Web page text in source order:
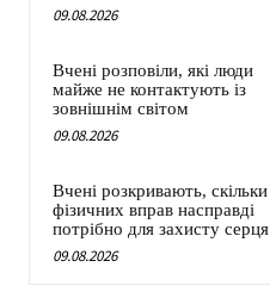
09.08.2026
Вчені розповіли, які люди
майже не контактують із
зовнішнім світом
09.08.2026
Вчені розкривають, скільки
фізичних вправ насправді
потрібно для захисту серця
09.08.2026